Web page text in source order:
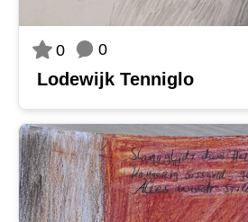
0 0
Lodewijk Tenniglo